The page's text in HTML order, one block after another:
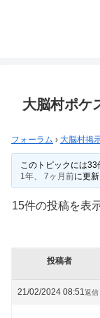
大脳村ポケ
フォーラム › 大脳村掲
このトピックには
1年、 7ヶ月前に更新
15件の投稿を表
投稿者
21/02/2024 08:51返信